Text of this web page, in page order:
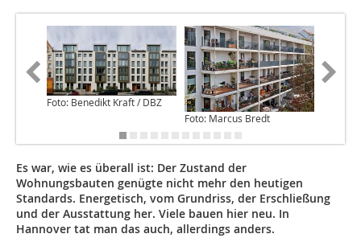
Foto: Benedikt Kraft / DBZ
Foto: Marcus Bredt
Es war, wie es überall ist: Der Zustand der
Wohnungsbauten genügte nicht mehr den heutigen
Standards. Energetisch, vom Grundriss, der Erschließung
und der Ausstattung her. Viele bauen hier neu. In
Hannover tat man das auch, allerdings anders.